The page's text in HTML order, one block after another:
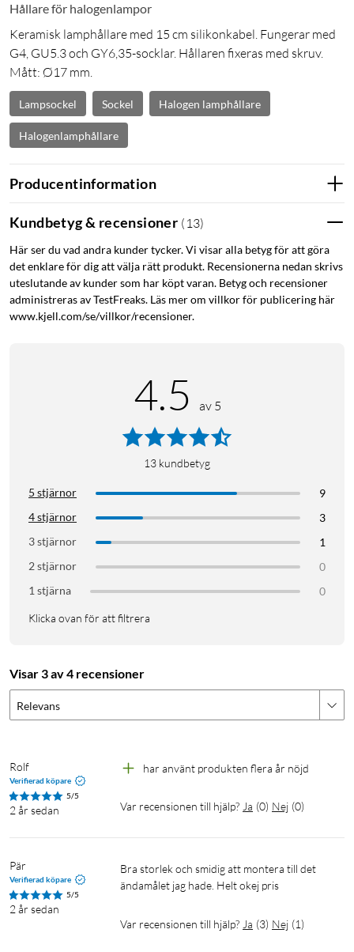
Hållare för halogenlampor
Keramisk lamphållare med 15 cm silikonkabel. Fungerar med
G4, GU5.3 och GY6,35-socklar. Hållaren fixeras med skruv.
Mått: Ø17 mm.
Lampsockel Sockel Halogen lamphållare
Halogenlamphållare
Producentinformation
Kundbetyg & recensioner ( 13)
Här ser du vad andra kunder tycker. Vi visar alla betyg för att göra
det enklare för dig att välja rätt produkt. Recensionerna nedan skrivs
uteslutande av kunder som har köpt varan. Betyg och recensioner
administreras av TestFreaks. Läs mer om villkor för publicering här
www.kjell.com/se/villkor/recensioner.
4.5 av 5
13 kundbetyg
5 stjärnor
9
4 stjärnor
3
3 stjärnor
1
2 stjärnor
0
1 stjärna
0
Klicka ovan för att filtrera
Visar 3 av 4 recensioner
Relevans
Rolf
Verifierad köpare
5/5
2 år sedan
har använt produkten flera år nöjd
Var recensionen till hjälp? Ja (0) Nej (0)
Pär
Verifierad köpare
5/5
2 år sedan
Bra storlek och smidig att montera till det
ändamålet jag hade. Helt okej pris
Var recensionen till hjälp? Ja (3) Nej (1)